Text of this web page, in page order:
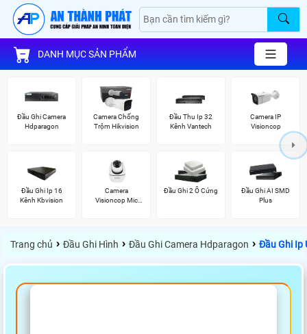
DANH MỤC SẢN PHẨM
Đầu Ghi Camera
Hdparagon
Camera Chống
Trộm Hikvision
Đầu Thu Ip 32
Kênh Vantech
Camera IP
Visioncop
Đầu Ghi Ip 16
Kênh Kbvision
Camera
Visioncop Mic
Đầu Ghi 2 Ổ Cứng
Đầu Ghi AI SMD
Plus
Trang chủ › Đầu Ghi Hình › Đầu Ghi Camera Hdparagon › Đầu Ghi Ip